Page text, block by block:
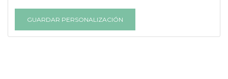
GUARDAR PERSONALIZACIÓN